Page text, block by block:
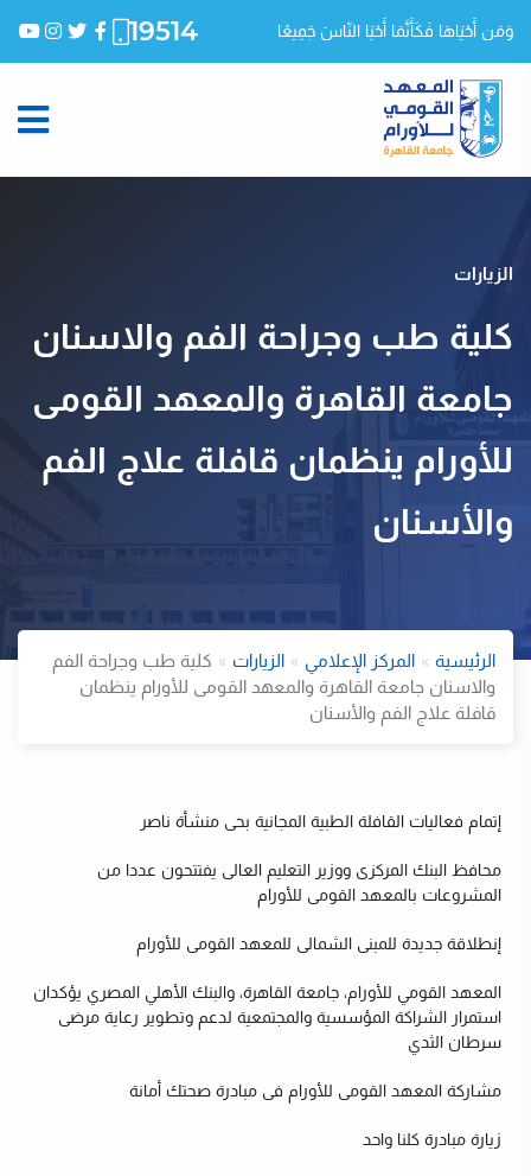
وَمَن أَحْيَاهَا فَكَأَنَّمَا أَحْيَا النّاسَ جَمِيعًا 19514
الزيارات
كلية طب وجراحة الفم والاسنان
جامعة القاهرة والمعهد القومى
للأورام ينظمان قافلة علاج الفم
والأسنان
الرئيسية المركز الإعلامي الزيارات
كلية طب وجراحة الفم
والاسنان جامعة القاهرة والمعهد القومى للأورام ينظمان
قافلة علاج الفم والأسنان
إتمام فعاليات القافلة الطبية المجانية بحى منشأة ناصر
محافظ البنك المركزى ووزير التعليم العالى يفتتحون عددا من
المشروعات بالمعهد القومى للأورام
إنطلاقة جديدة للمبنى الشمالى للمعهد القومى للأورام
المعهد القومي للأورام، جامعة القاهرة، والبنك الأهلي المصري يؤكدان
استمرار الشراكة المؤسسية والمجتمعية لدعم وتطوير رعاية مرضى
سرطان الثدي
مشاركة المعهد القومى للأورام فى مبادرة صحتك أمانة
زيارة مبادرة كلنا واحد